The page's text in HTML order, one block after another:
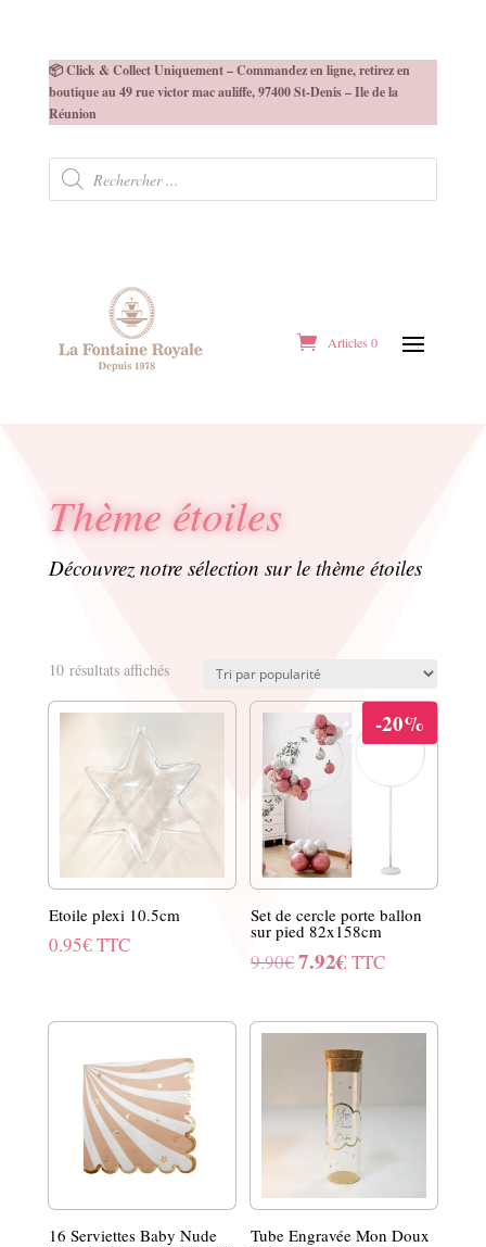
📦 Click & Collect Uniquement – Commandez en ligne, retirez en
boutique au 49 rue victor mac auliffe, 97400 St-Denis – Ile de la
Réunion
Recherche
produits
Articles 0
Thème étoiles
Découvrez notre sélection sur le thème étoiles
10 résultats affichésTrié
popularité
Etoile plexi 10.5cm
0.95€TTC
-20%
Set de cercle porte ballon
sur pied 82x158cm
9.90€Le
initial
était :
9.90€.
7.92€ Le
actuel
est :
7.92€.
TTC
16 Serviettes Baby Nude Tube Engravée Mon Doux